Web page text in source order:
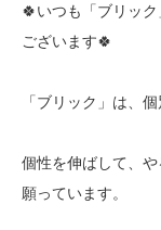
🍀いつも「ブリッ
ございます🍀
「ブリック」は、
個性を伸ばして、
願っています。